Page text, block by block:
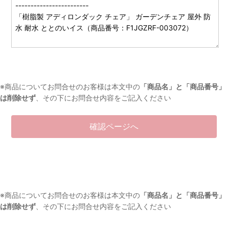
※商品についてお問合せのお客様は本文中の 「商品名」と「商品番号」
は削除せず、その下にお問合せ内容をご記入ください
※商品についてお問合せのお客様は本文中の 「商品名」と「商品番号」
は削除せず 、その下にお問合せ内容をご記入ください